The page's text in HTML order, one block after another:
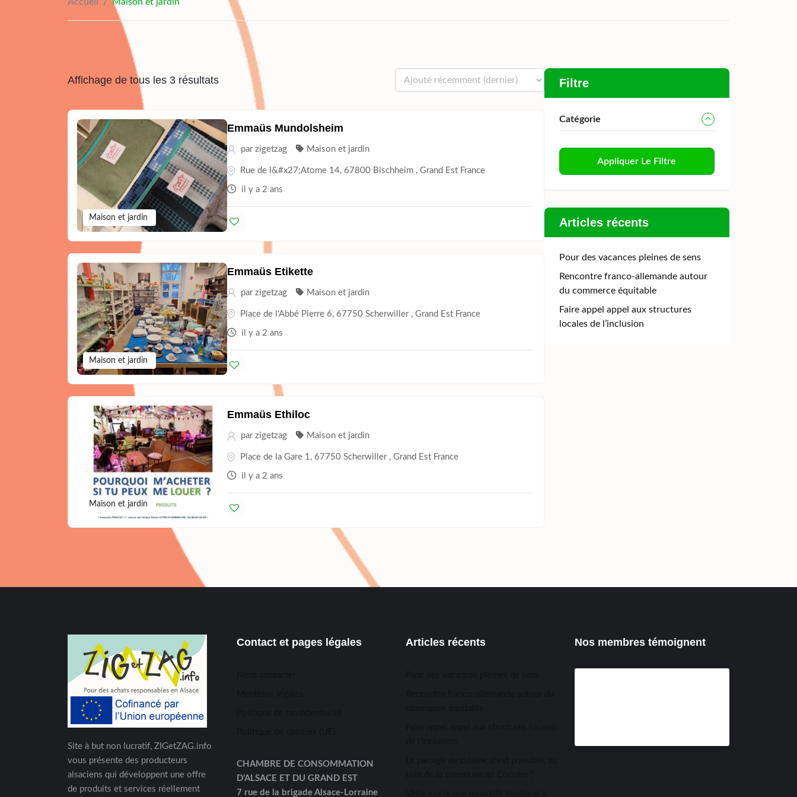
Affichage de tous les 3 résultats
Maison et jardin
Emmaüs Mundolsheim
par zigetzag Maison et jardin
Rue de l&#x27;Atome 14, 67800 Bischheim , Grand Est France
il y a 2 ans
Maison et jardin
Emmaüs Etikette
par zigetzag Maison et jardin
Place de l'Abbé Pierre 6, 67750 Scherwiller , Grand Est France
il y a 2 ans
Maison et jardin
Emmaüs Ethiloc
par zigetzag Maison et jardin
Place de la Gare 1, 67750 Scherwiller , Grand Est France
il y a 2 ans
Filtre
Catégorie
Appliquer Le Filtre
Articles récents
Pour des vacances pleines de sens
Rencontre franco-allemande autour
du commerce équitable
Faire appel appel aux structures
locales de l’inclusion
Site à but non lucratif, ZIGetZAG.info
vous présente des producteurs
alsaciens qui développent une offre
de produits et services réellement
Contact et pages légales
CHAMBRE DE CONSOMMATION
D’ALSACE ET DU GRAND EST
7 rue de la brigade Alsace-Lorraine
Articles récents Nos membres témoignent